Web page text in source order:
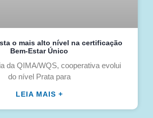
o mais alto nível na certificação
Bem-Estar Único
da QIMA/WQS, cooperativa evolui
do nível Prata para
LEIA MAIS +